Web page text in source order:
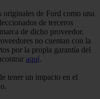
originales de Ford como una
de terceros
de dicho proveedor.
no cuentan con la
por la propia garantía del
aquí.
tener un impacto en el